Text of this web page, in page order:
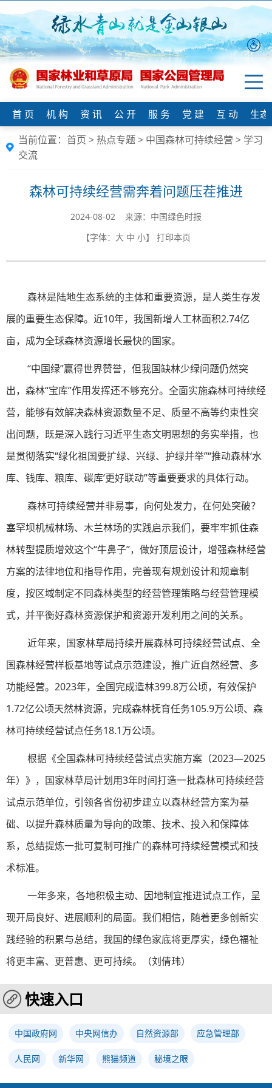
首 页 机 构 资 讯 公 开 服 务 党 建 互 动
生
当前位置： 首页 > 热点专题> 中国森林可持续经营 > 学习
交流
森林可持续经营需奔着问题压茬推进
2024-08-02 来源：中国绿色时报
【字体： 大 中 小】 打印本页
森林是陆地生态系统的主体和重要资源，是人类生存发
展的重要生态保障。近10年，我国新增人工林面积2.74亿
亩，成为全球森林资源增长最快的国家。
“中国绿”赢得世界赞誉，但我国缺林少绿问题仍然突
出，森林“宝库”作用发挥还不够充分。全面实施森林可持续经
营，能够有效解决森林资源数量不足、质量不高等约束性突
出问题，既是深入践行习近平生态文明思想的务实举措，也
是贯彻落实“绿化祖国要扩绿、兴绿、护绿并举”“推动森林‘水
库、钱库、粮库、碳库’更好联动”等重要要求的具体行动。
森林可持续经营并非易事，向何处发力，在何处突破？
塞罕坝机械林场、木兰林场的实践启示我们，要牢牢抓住森
林转型提质增效这个“牛鼻子”，做好顶层设计，增强森林经营
方案的法律地位和指导作用，完善现有规划设计和规章制
度，按区域制定不同森林类型的经营管理策略与经营管理模
式，并平衡好森林资源保护和资源开发利用之间的关系。
近年来，国家林草局持续开展森林可持续经营试点、全
国森林经营样板基地等试点示范建设，推广近自然经营、多
功能经营。2023年，全国完成造林399.8万公顷，有效保护
1.72亿公顷天然林资源，完成森林抚育任务105.9万公顷、森
林可持续经营试点任务18.1万公顷。
根据《全国森林可持续经营试点实施方案（2023—2025
年）》，国家林草局计划用3年时间打造一批森林可持续经营
试点示范单位，引领各省份初步建立以森林经营方案为基
础、以提升森林质量为导向的政策、技术、投入和保障体
系，总结提炼一批可复制可推广的森林可持续经营模式和技
术标准。
一年多来，各地积极主动、因地制宜推进试点工作，呈
现开局良好、进展顺利的局面。我们相信，随着更多创新实
践经验的积累与总结，我国的绿色家底将更厚实，绿色福祉
将更丰富、更普惠、更可持续。（刘倩玮）
快速入口
中国政府网 中央网信办 自然资源部 应急管理部
人民网 新华网 熊猫频道 秘境之眼